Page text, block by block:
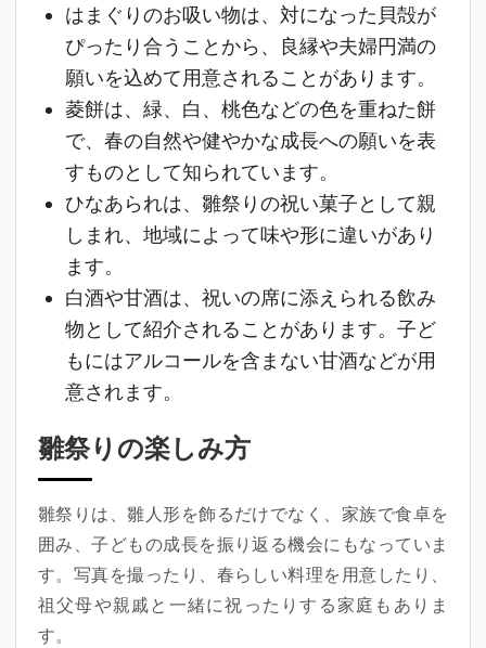
はまぐりのお吸い物は、対になった貝殻が
ぴったり合うことから、良縁や夫婦円満の
願いを込めて用意されることがあります。
菱餅は、緑、白、桃色などの色を重ねた餅
で、春の自然や健やかな成長への願いを表
すものとして知られています。
ひなあられは、雛祭りの祝い菓子として親
しまれ、地域によって味や形に違いがあり
ます。
白酒や甘酒は、祝いの席に添えられる飲み
物として紹介されることがあります。子ど
もにはアルコールを含まない甘酒などが用
意されます。
雛祭りの楽しみ方
雛祭りは、雛人形を飾るだけでなく、家族で食卓を
囲み、子どもの成長を振り返る機会にもなっていま
す。写真を撮ったり、春らしい料理を用意したり、
祖父母や親戚と一緒に祝ったりする家庭もありま
す。